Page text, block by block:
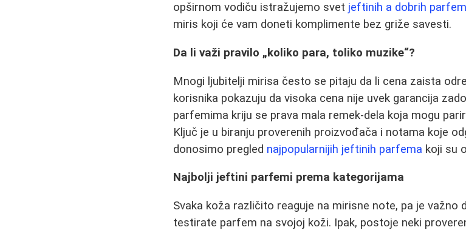
opširnom vodiču istražujemo svet jeftinih a dobrih
miris koji će vam doneti komplimente bez griže savesti.
Da li važi pravilo „koliko para, toliko muzike“?
Mnogi ljubitelji mirisa često se pitaju da li cena zaista
korisnika pokazuju da visoka cena nije uvek garancija
parfemima kriju se prava mala remek‑dela koja mogu
Ključ je u biranju proverenih proizvođača i notama koje
donosimo pregled najpopularnijih jeftinih parfema koji su
Najbolji jeftini parfemi prema kategorijama
Svaka koža različito reaguje na mirisne note, pa je važno
testirate parfem na svojoj koži. Ipak, postoje neki